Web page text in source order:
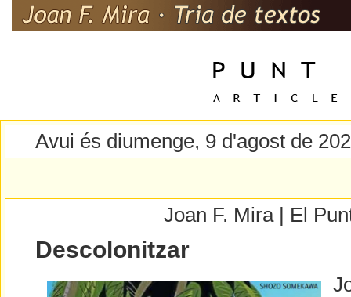
Avui és diumenge, 9 d'agost de
Joan F. Mira | El
Descolonitzar